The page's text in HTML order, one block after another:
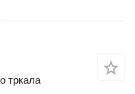
тркала